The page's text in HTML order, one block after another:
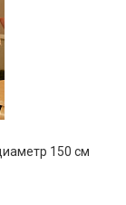
150 см